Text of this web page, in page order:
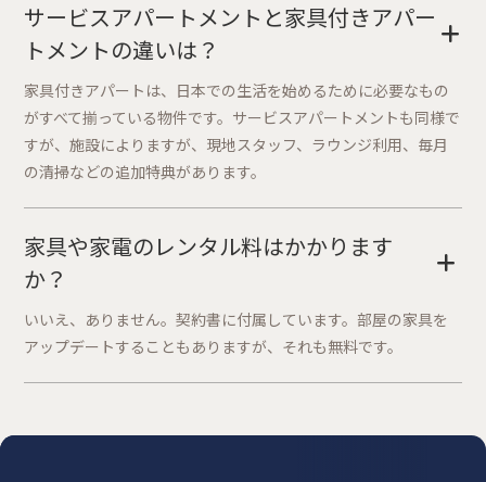
サービスアパートメントと家具付きアパー
トメントの違いは？
+
家具付きアパートは、日本での生活を始めるために必要なもの
がすべて揃っている物件です。サービスアパートメントも同様で
すが、施設によりますが、現地スタッフ、ラウンジ利用、毎月
の清掃などの追加特典があります。
家具や家電のレンタル料はかかります
か？
+
いいえ、ありません。契約書に付属しています。部屋の家具を
アップデートすることもありますが、それも無料です。